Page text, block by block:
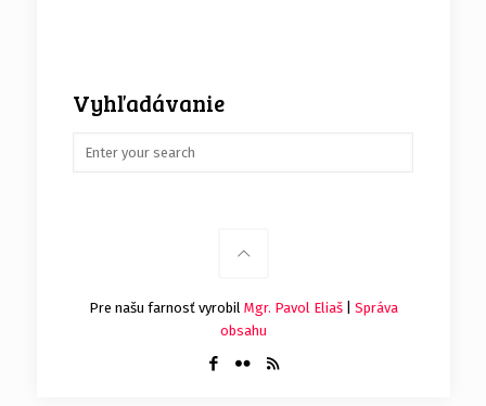
Vyhľadávanie
Pre našu farnosť vyrobil Mgr. Pavol Eliaš| Správa
obsahu